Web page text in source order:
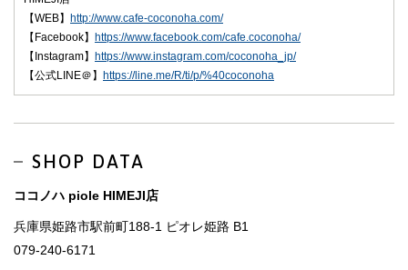
【WEB】 http://www.cafe-coconoha.com/
【Facebook】 https://www.facebook.com/cafe.coconoha/
【Instagram】 https://www.instagram.com/coconoha_jp/
【公式LINE＠】 https://line.me/R/ti/p/%40coconoha
SHOP DATA
ココノハ piole HIMEJI店
兵庫県姫路市駅前町188-1 ピオレ姫路 B1
079-240-6171